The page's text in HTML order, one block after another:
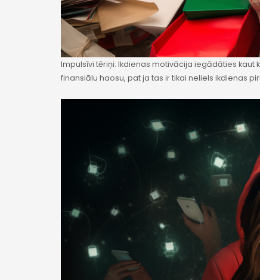
Impulsīvi tēriņi: Ikdienas motivācija iegādāties kaut
finansiālu haosu, pat ja tas ir tikai neliels ikdienas